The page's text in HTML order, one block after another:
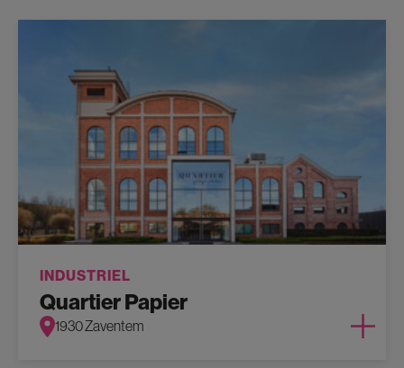
INDUSTRIEL
Quartier Papier
1930 Zaventem